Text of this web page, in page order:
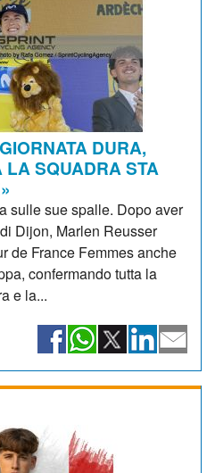
DURA,
LA SQUADRA STA
sulle sue spalle. Dopo aver
Dijon, Marlen Reusser
de France Femmes anche
confermando tutta la
e la...